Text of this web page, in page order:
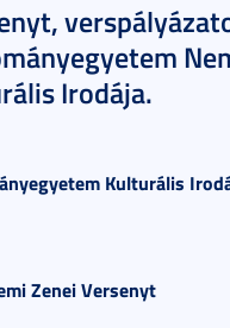
Irodája.
Kulturális
Zenei Versenyt